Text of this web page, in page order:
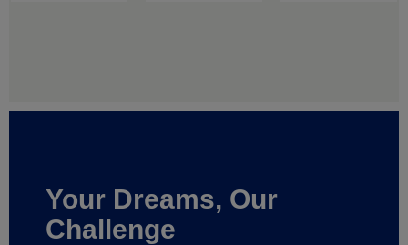
Your Dreams, Our
Challenge